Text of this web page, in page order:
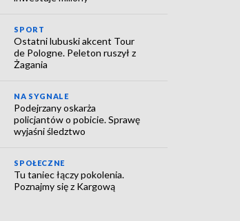
SPORT
Ostatni lubuski akcent Tour
de Pologne. Peleton ruszył z
Żagania
NA SYGNALE
Podejrzany oskarża
policjantów o pobicie. Sprawę
wyjaśni śledztwo
SPOŁECZNE
Tu taniec łączy pokolenia.
Poznajmy się z Kargową